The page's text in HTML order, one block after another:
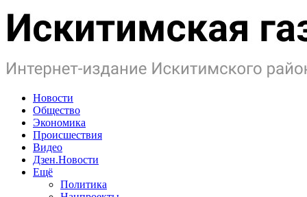
Новости
Общество
Экономика
Происшествия
Видео
Дзен.Новости
Ещё
Политика